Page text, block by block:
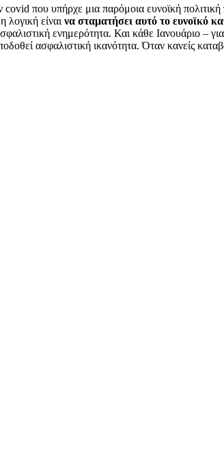
covid που υπήρχε μια παρόμοια ευνοϊκή
είναι να σταματήσει αυτό το ευνοϊκό
ενημερότητα. Και κάθε Ιανουάριο –
ασφαλιστική ικανότητα. Όταν κανείς